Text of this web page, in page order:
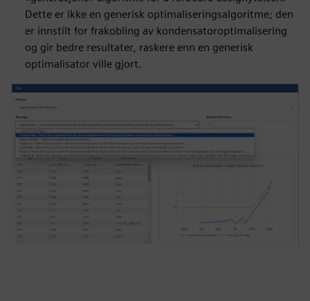
Dette er ikke en generisk optimaliseringsalgoritme; den
er innstilt for frakobling av kondensatoroptimalisering
og gir bedre resultater, raskere enn en generisk
optimalisator ville gjort.